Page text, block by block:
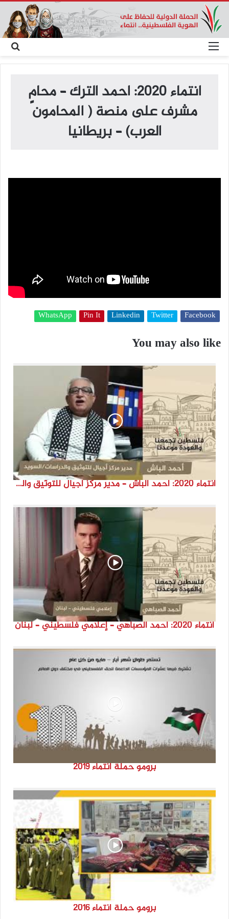
عن
انتماء 2020: احمد الترك – محامٍ
مشرف على منصة ( المحامون
العرب) – بريطانيا
Facebook
Twitter
Linkedin
Pin It
WhatsApp
You may also like
انتماء 2020: أحمد الباش – مدير مركز أجيال للتوثيق والدراسات – السويد
انتماء 2020: أحمد الصباهي – إعلامي فلسطيني – لبنان
برومو حملة انتماء 2019
برومو حملة انتماء 2016